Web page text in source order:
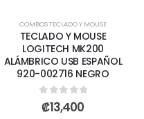
COMBOS TECLADO Y MOUSE
TECLADO Y MOUSE
LOGITECH MK200
ALÁMBRICO USB ESPAÑOL
920-002716 NEGRO
0out of 5
₡13,400